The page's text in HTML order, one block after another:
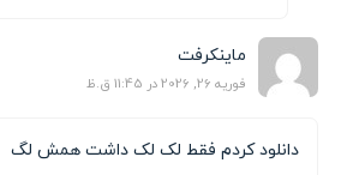
ماینکرفت
فوریه 26, 2026 در 11:45 ق.ظ
دانلود کردم فقط لک لک داشت همش لگ